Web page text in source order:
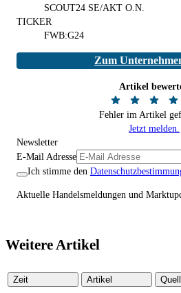
SCOUT24 SE/AKT O.N.
TICKER
FWB:G24
Zum
Artikel
Fehler im Artikel
Jetzt melden.
Newsletter
E-Mail Adresse
Ich stimme den
Aktuelle Handelsmeldungen und
Weitere Artikel
Zeit Artikel